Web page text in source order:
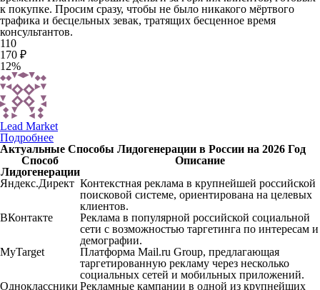
к покупке. Просим сразу, чтобы не было никакого мёртвого
трафика и бесцельных зевак, тратящих бесценное время
консультантов.
110
170 ₽
12%
Lead Market
Подробнее
Актуальные Способы Лидогенерации в России на 2026 Год
Способ
Лидогенерации
Описание
Яндекс.Директ Контекстная реклама в крупнейшей российской
поисковой системе, ориентирована на целевых
клиентов.
ВКонтакте
Реклама в популярной российской социальной
сети с возможностью таргетинга по интересам и
демографии.
MyTarget
Платформа Mail.ru Group, предлагающая
таргетированную рекламу через несколько
социальных сетей и мобильных приложений.
Одноклассники Рекламные кампании в одной из крупнейших